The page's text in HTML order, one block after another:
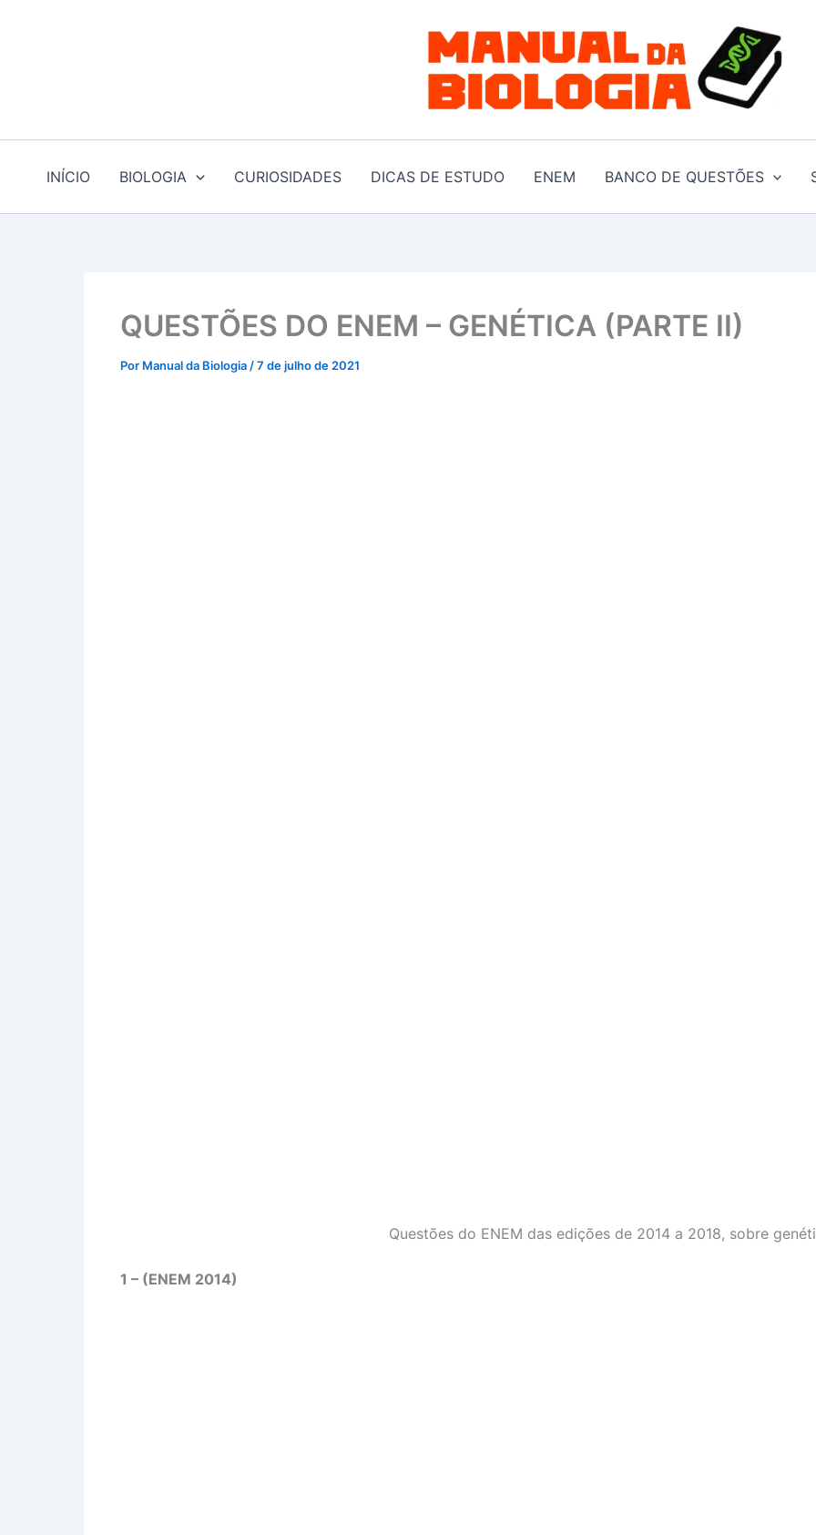
INÍCIO BIOLOGIA CURIOSIDADES DICAS DE ESTUDO ENEM BANCO DE QUESTÕES
QUESTÕES DO ENEM – GENÉTICA (PARTE II)
Por Manual da Biologia /7 de julho de 2021
Questões do ENEM das edições de 2014 a 2018, sobre
1 – (ENEM 2014)